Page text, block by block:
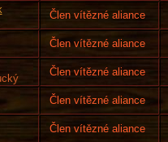
Člen vítězné aliance
Člen vítězné aliance
Člen vítězné aliance
Člen vítězné aliance
Člen vítězné aliance